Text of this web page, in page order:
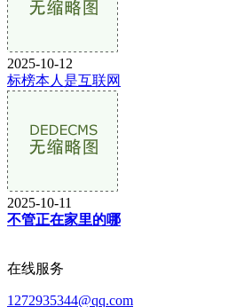
2025-10-12
标榜本人是互联网
2025-10-11
不管正在家里的哪
在线服务
1272935344@qq.com